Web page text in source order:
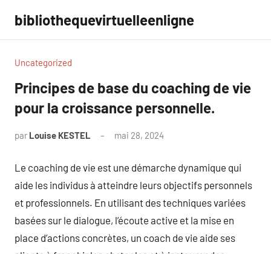
contenu
bibliothequevirtuelleenligne
Uncategorized
Principes de base du coaching de vie
pour la croissance personnelle.
par Louise KESTEL mai 28, 2024
Le coaching de vie est une démarche dynamique qui
aide les individus à atteindre leurs objectifs personnels
et professionnels. En utilisant des techniques variées
basées sur le dialogue, l’écoute active et la mise en
place d’actions concrètes, un coach de vie aide ses